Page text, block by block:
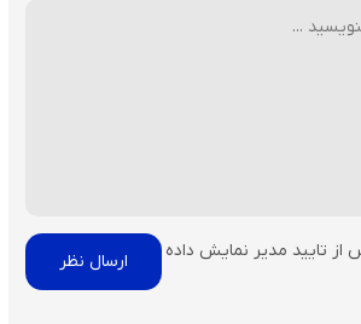
تایید مدیر نمایش داده